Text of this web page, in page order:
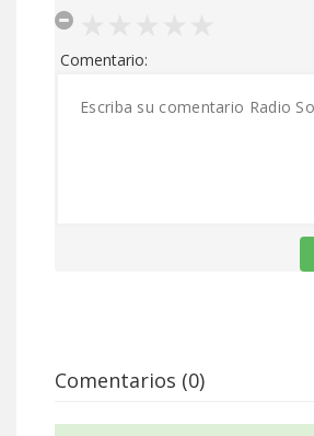
Comentario:
Comentarios (0)